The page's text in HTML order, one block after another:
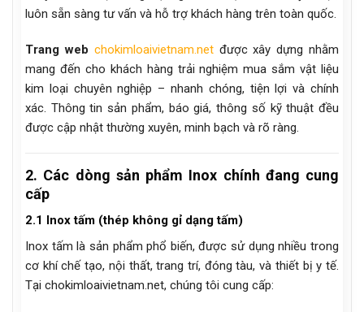
luôn sẵn sàng tư vấn và hỗ trợ khách hàng trên toàn quốc.
Trang web chokimloaivietnam.netđược xây dựng nhằm
mang đến cho khách hàng trải nghiệm mua sắm vật liệu
kim loại chuyên nghiệp – nhanh chóng, tiện lợi và chính
xác. Thông tin sản phẩm, báo giá, thông số kỹ thuật đều
được cập nhật thường xuyên, minh bạch và rõ ràng.
2. Các dòng sản phẩm Inox chính đang cung
cấp
2.1 Inox tấm (thép không gỉ dạng tấm)
Inox tấm là sản phẩm phổ biến, được sử dụng nhiều trong
cơ khí chế tạo, nội thất, trang trí, đóng tàu, và thiết bị y tế.
Tại chokimloaivietnam.net, chúng tôi cung cấp: